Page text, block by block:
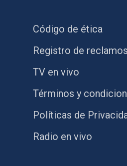
Código de ética
Registro de reclamos
TV en vivo
Términos y
Políticas de
Radio en vivo